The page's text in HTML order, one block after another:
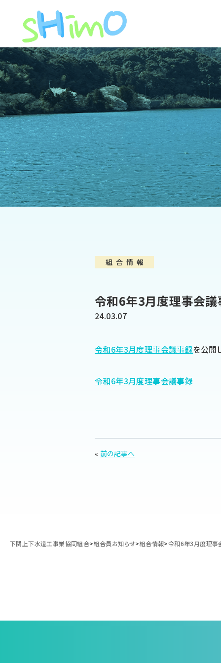
組合情報
令和6年3月度理事会議
24.03.07
令和6年3月度理事会議事録を公開
令和6年3月度理事会議事録
« 前の記事へ
下関上下水道工事業協同組合>組合員お知らせ>組合情報>令和6年3月度理事